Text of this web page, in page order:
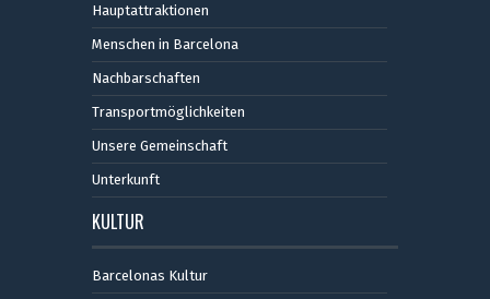
Hauptattraktionen
Menschen in Barcelona
Nachbarschaften
Transportmöglichkeiten
Unsere Gemeinschaft
Unterkunft
KULTUR
Barcelonas Kultur